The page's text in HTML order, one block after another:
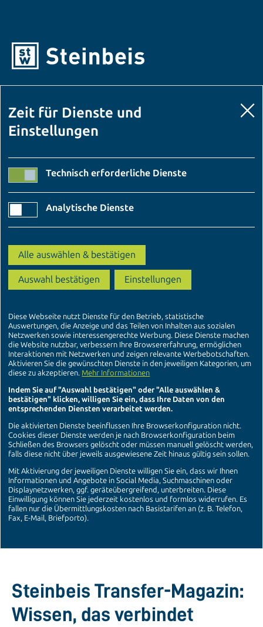
Steinbeis Transfer-Magazin:
Wissen, das verbindet